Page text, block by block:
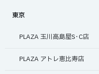
東京
PLAZA 玉川高島屋S･C店
PLAZA アトレ恵比寿店